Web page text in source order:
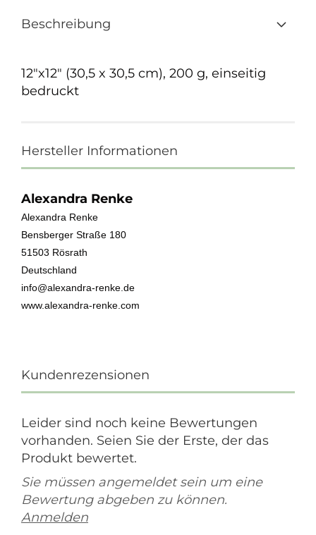
Beschreibung
12"x12" (30,5 x 30,5 cm), 200 g, einseitig
bedruckt
Hersteller Informationen
Alexandra Renke
Alexandra Renke
Bensberger Straße 180
51503 Rösrath
Deutschland
info@alexandra-renke.de
www.alexandra-renke.com
Kundenrezensionen
Leider sind noch keine Bewertungen
vorhanden. Seien Sie der Erste, der das
Produkt bewertet.
Sie müssen angemeldet sein um eine
Bewertung abgeben zu können.
Anmelden